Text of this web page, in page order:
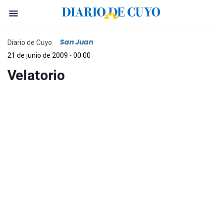
Diario de Cuyo San Juan
21 de junio de 2009 - 00:00
Velatorio